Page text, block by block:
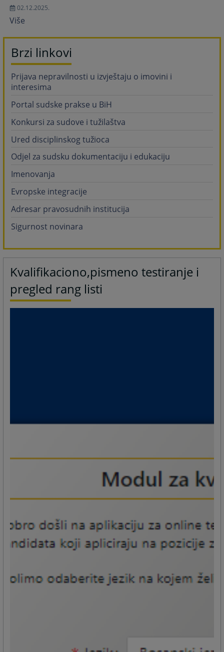
02.12.2025.
Više
Brzi linkovi
Prijava nepravilnosti u izvještaju o imovini i
interesima
Portal sudske prakse u BiH
Konkursi za sudove i tužilaštva
Ured disciplinskog tužioca
Odjel za sudsku dokumentaciju i edukaciju
Imenovanja
Evropske integracije
Adresar pravosudnih institucija
Sigurnost novinara
Kvalifikaciono,pismeno testiranje i
pregled rang listi